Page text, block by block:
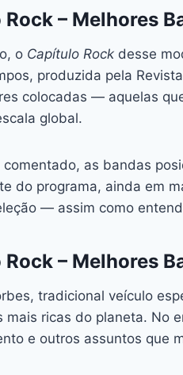
at
s
A
p
p
e
a
d
s
itt
er
er
e
st
– Melhores
o Capítulo Rock desse
produzida pela
colocadas — aquelas
global.
comentado, as bandas
do programa, ainda em
— assim como
– Melhores
tradicional veículo
mais ricas do planeta. No
e outros assuntos que